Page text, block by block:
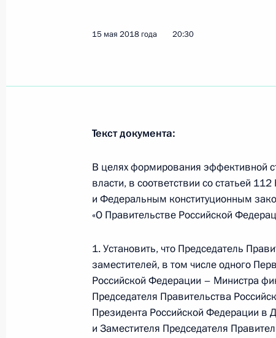
18 мая 2018 года, 22:45
Совещание по вопросам развития
18 мая 2018 года, 19:00 Сочи
Российско-германские переговоры
Президент подписал указы о
18 мая 2018 года, 15:00
15 мая 2018 года 20:30
Текст документа:
В целях формирования эффективной
власти, в соответствии со статьей
и Федеральным конституционным
«О Правительстве Российской
1. Установить, что Председатель
заместителей, в том числе одного
Российской Федерации – Министра
Председателя Правительства
Президента Российской Федерации в
и Заместителя Председателя